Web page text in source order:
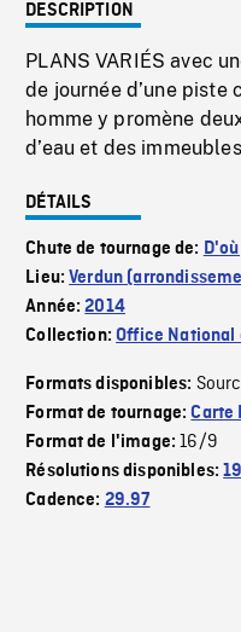
DESCRIPTION
PLANS VARIÉS avec
de journée d’une piste
homme y promène
d’eau et des
DÉTAILS
Chute de tournage de:
Lieu:Verdun
Année:2014
Collection:Office National
Formats disponibles:
Format de tournage:Carte
Format de l'image:16/9
Résolutions disponibles:
Cadence: 29.97